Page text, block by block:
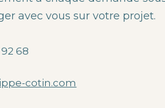
avec vous sur votre projet.
68
cotin.com